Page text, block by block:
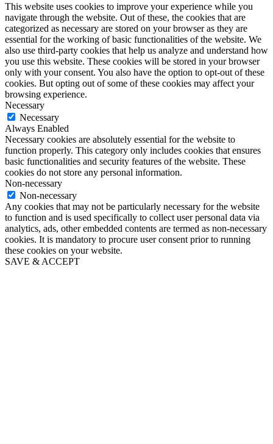
This website uses cookies to improve your experience while you
navigate through the website. Out of these, the cookies that are
categorized as necessary are stored on your browser as they are
essential for the working of basic functionalities of the website. We
also use third-party cookies that help us analyze and understand how
you use this website. These cookies will be stored in your browser
only with your consent. You also have the option to opt-out of these
cookies. But opting out of some of these cookies may affect your
browsing experience.
Necessary
Necessary
Always Enabled
Necessary cookies are absolutely essential for the website to
function properly. This category only includes cookies that ensures
basic functionalities and security features of the website. These
cookies do not store any personal information.
Non-necessary
Non-necessary
Any cookies that may not be particularly necessary for the website
to function and is used specifically to collect user personal data via
analytics, ads, other embedded contents are termed as non-necessary
cookies. It is mandatory to procure user consent prior to running
these cookies on your website.
SAVE & ACCEPT